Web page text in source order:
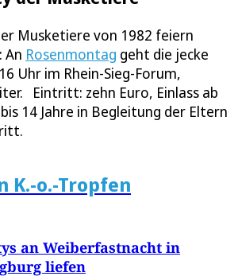
Musketiere von 1982 feiern
An Rosenmontag geht die jecke
Uhr im Rhein-Sieg-Forum,
Eintritt: zehn Euro, Einlass ab
14 Jahre in Begleitung der Eltern
K.-o.-Tropfen
an Weiberfastnacht in
liefen